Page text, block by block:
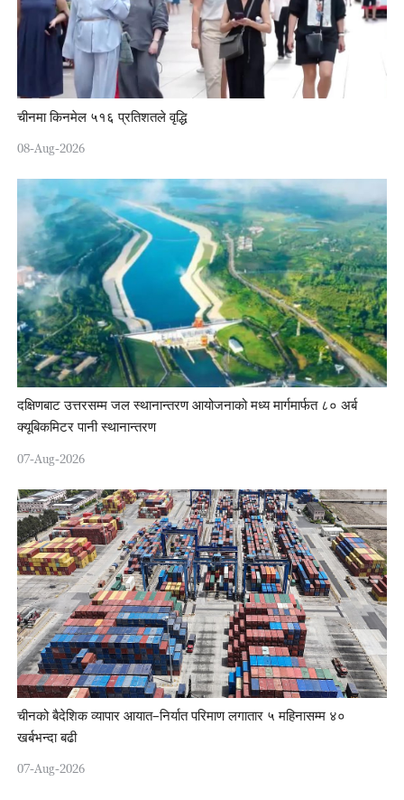
चीनमा किनमेल ५१६ प्रतिशतले वृद्धि
08-Aug-2026
दक्षिणबाट उत्तरसम्म जल स्थानान्तरण आयोजनाको मध्य मार्गमार्फत ८० अर्ब
क्यूबिकमिटर पानी स्थानान्तरण
07-Aug-2026
चीनको बैदेशिक व्यापार आयात–निर्यात परिमाण लगातार ५ महिनासम्म ४०
खर्बभन्दा बढी
07-Aug-2026